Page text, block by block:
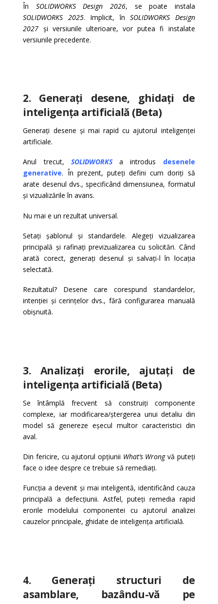
În SOLIDWORKS Design 2026, se poate instala
SOLIDWORKS 2025. Implicit, înSOLIDWORKS Design
2027 și versiunile ulterioare, vor putea fi instalate
versiunile precedente.
2. Generați desene, ghidați de
inteligența artificială (Beta)
Generați desene și mai rapid cu ajutorul inteligenței
artificiale.
Anul trecut, SOLIDWORKS a introdus desenele
generative. În prezent, puteți defini cum doriți să
arate desenul dvs., specificând dimensiunea, formatul
și vizualizările în avans.
Nu mai e un rezultat universal.
Setați șablonul și standardele. Alegeți vizualizarea
principală și rafinați previzualizarea cu solicitări. Când
arată corect, generați desenul și salvați-l în locația
selectată.
Rezultatul? Desene care corespund standardelor,
intenției și cerințelor dvs., fără configurarea manuală
obișnuită.
3. Analizați erorile, ajutați de
inteligența artificială (Beta)
Se întâmplă frecvent să construiți componente
complexe, iar modificarea/ștergerea unui detaliu din
model să genereze eșecul multor caracteristici din
aval.
Din fericire, cu ajutorul opțiunii What’s Wrong vă puteți
face o idee despre ce trebuie să remediați.
Funcția a devenit și mai inteligentă, identificând cauza
principală a defecțiunii. Astfel, puteți remedia rapid
erorile modelului componentei cu ajutorul analizei
cauzelor principale, ghidate de inteligența artificială.
4. Generați structuri de
asamblare, bazându-vă pe